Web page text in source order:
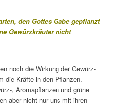
den Gottes Gabe gepflanzt
Gewürzkräuter nicht
noch die Wirkung der Gewürz-
die Kräfte in den Pflanzen.
, Aromapflanzen und grüne
aber nicht nur uns mit ihren